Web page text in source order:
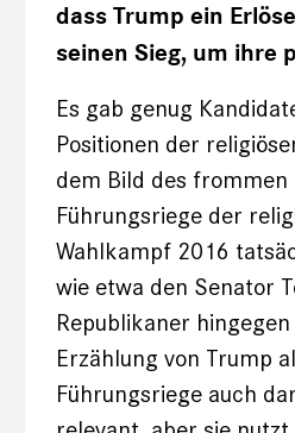
dass Trump ein
seinen Sieg, um ihre
Es gab genug
Positionen der
dem Bild des
Führungsriege der
Wahlkampf 2016
wie etwa den Senator
Republikaner
Erzählung von Trump
Führungsriege auch